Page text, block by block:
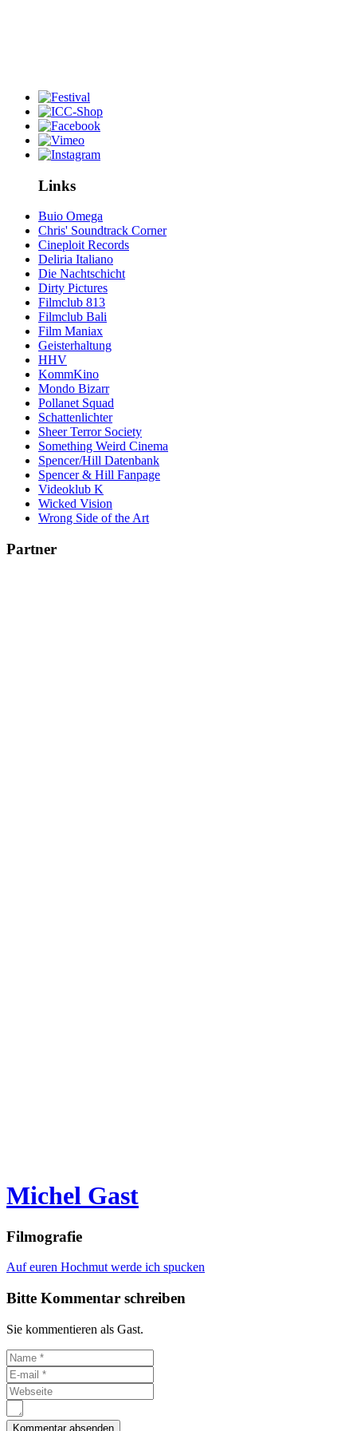
Links
Buio Omega
Chris' Soundtrack Corner
Cineploit Records
Deliria Italiano
Die Nachtschicht
Dirty Pictures
Filmclub 813
Filmclub Bali
Film Maniax
Geisterhaltung
HHV
KommKino
Mondo Bizarr
Pollanet Squad
Schattenlichter
Sheer Terror Society
Something Weird Cinema
Spencer/Hill Datenbank
Spencer & Hill Fanpage
Videoklub K
Wicked Vision
Wrong Side of the Art
Partner
Michel Gast
Filmografie
Auf euren Hochmut werde ich spucken
Bitte Kommentar schreiben
Sie kommentieren als Gast.